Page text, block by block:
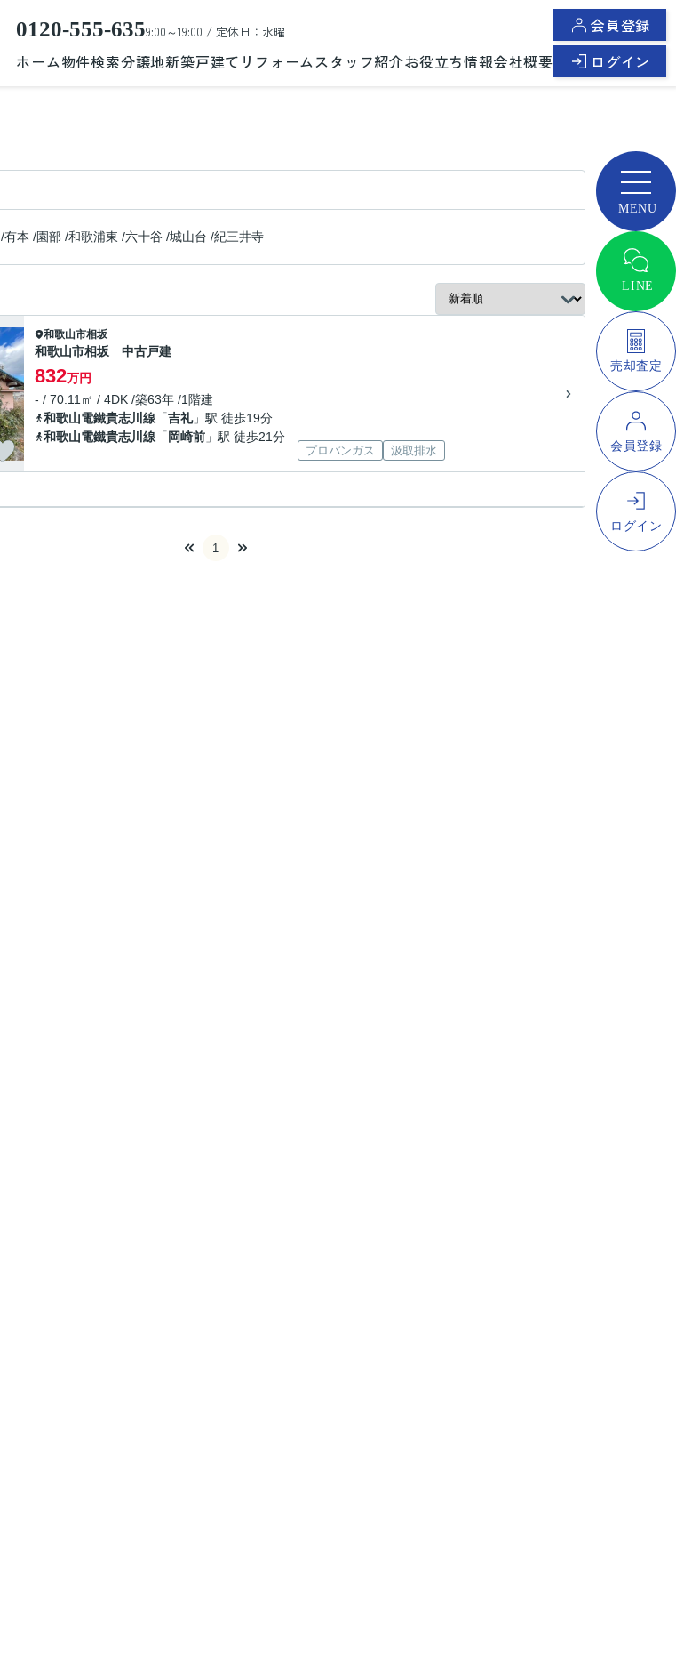
0120-555-6359:00～19:00 / 定休日：水曜
ホーム物件検索分譲地新築戸建て リフォーム スタッフ紹介お役立ち情報会社概要
会員登録
ログイン
/有本 /園部 /和歌浦東 /六十谷 /城山台 /紀三井寺
和歌山市相坂
和歌山市相坂 中古戸建
832万円
- / 70.11㎡ / 4DK /築63年 /1階建
和歌山電鐵貴志川線 「吉礼」駅 徒歩19分
和歌山電鐵貴志川線 「 岡崎前 」駅 徒歩21分
プロパンガス 汲取排水
1